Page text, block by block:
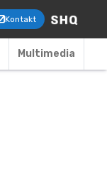
Kontakt
Multimedia